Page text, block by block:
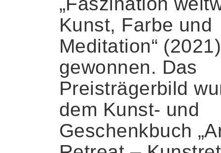
Kunst, Farbe und
Meditation“ (2021)
gewonnen. Das
Preisträgerbild
dem Kunst- und
Geschenkbuch